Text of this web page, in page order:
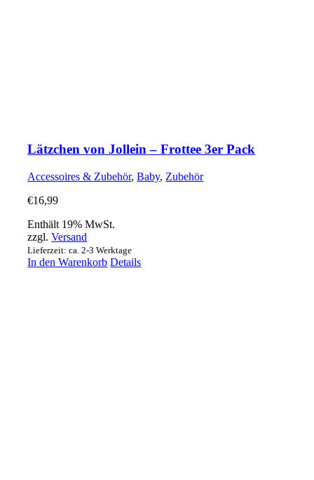
Lätzchen von Jollein – Frottee 3er Pack
Accessoires & Zubehör,Baby, Zubehör
€16,99
Enthält 19% MwSt.
zzgl.Versand
Lieferzeit: ca. 2-3 Werktage
In den Warenkorb Details